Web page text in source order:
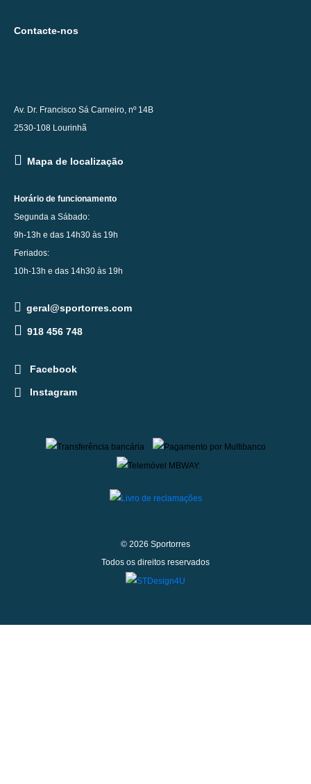
Contacte-nos
Av. Dr. Francisco Sá Carneiro, nº 14B
2530-108 Lourinhã
Mapa de localização
Horário de funcionamento
Segunda a Sábado:
9h-13h e das 14h30 às 19h
Feriados:
10h-13h e das 14h30 às 19h
geral@sportorres.com
918 456 748
Facebook
Instagram
© 2026 Sportorres
Todos os direitos reservados